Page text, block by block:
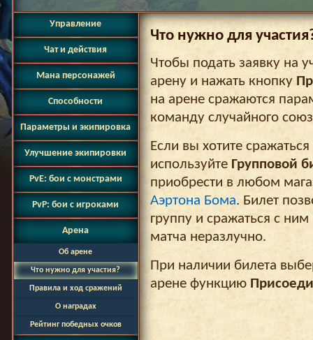
Управление
Чат и действия
Мана персонажей
Способности
Параметры и экипировка
Улучшение экипировки
PvE: бои с монстрами
PvP: бои с игроками
Арена
Об арене
Что нужно для участия?
Правила и ход сражений
О наградах
Рейтинг победных очков
Что нужно для
Чтобы подать заявку на
арену и нажать кнопку
на арене сражаются
команду случайного
Если вы хотите
используйте Групповой
приобрести в любом
Аэртона Бома. Билет
группу и сражаться с
матча неразлучно.
При наличии билета
арене функцию